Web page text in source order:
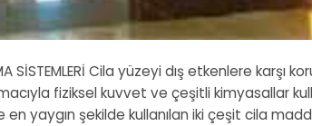
SİSTEMLERİ Cila yüzeyi dış etkenlere karşı
fiziksel kuvvet ve çeşitli kimyasallar
yaygın şekilde kullanılan iki çeşit cila